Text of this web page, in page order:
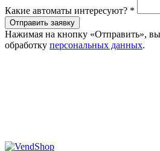
Какие автоматы интересуют? *
Отправить заявку
Нажимая на кнопку «Отправить», вы
обработку персональных данных.